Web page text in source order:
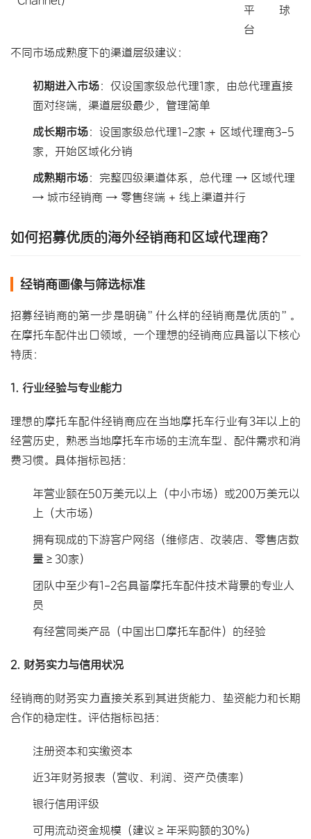
平
台
球
不同市场成熟度下的渠道层级建议：
初期进入市场：仅设国家级总代理1家，由总代理直接
面对终端，渠道层级最少，管理简单
成长期市场：设国家级总代理1-2家 + 区域代理商3-5
家，开始区域化分销
成熟期市场：完整四级渠道体系，总代理 → 区域代理
→ 城市经销商 → 零售终端 + 线上渠道并行
如何招募优质的海外经销商和区域代理商？
经销商画像与筛选标准
招募经销商的第一步是明确”什么样的经销商是优质的”。
在摩托车配件出口领域，一个理想的经销商应具备以下核心
特质：
1. 行业经验与专业能力
理想的摩托车配件经销商应在当地摩托车行业有3年以上的
经营历史，熟悉当地摩托车市场的主流车型、配件需求和消
费习惯。具体指标包括：
年营业额在50万美元以上（中小市场）或200万美元以
上（大市场）
拥有现成的下游客户网络（维修店、改装店、零售店数
量≥30家）
团队中至少有1-2名具备摩托车配件技术背景的专业人
员
有经营同类产品（中国出口摩托车配件）的经验
2. 财务实力与信用状况
经销商的财务实力直接关系到其进货能力、垫资能力和长期
合作的稳定性。评估指标包括：
注册资本和实缴资本
近3年财务报表（营收、利润、资产负债率）
银行信用评级
可用流动资金规模（建议≥年采购额的30%）